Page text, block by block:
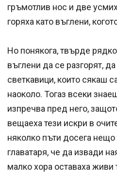
гръмотлив нос и две
горяха като въглени,
Но понякога, твърде
въглени да се разгорят,
светкавици, които сякаш
наоколо. Тогаз всеки
изпречва пред него,
вещаеха тези искри в
няколко пъти досега
главатаря, че да извади
малко хора оставаха живи